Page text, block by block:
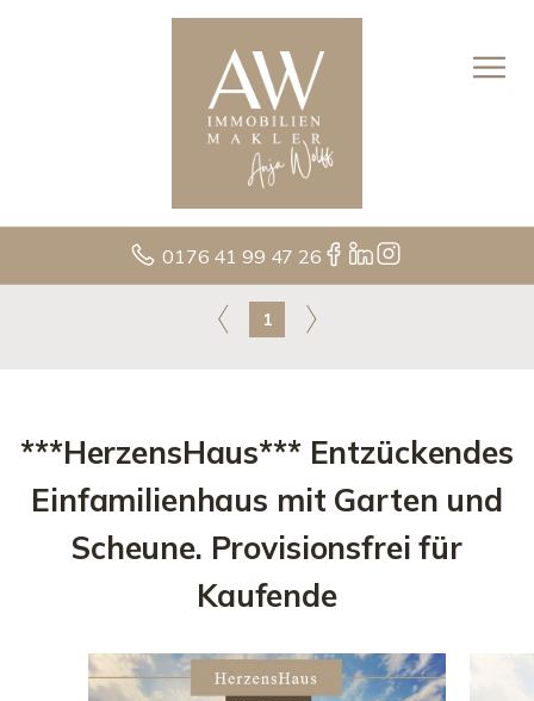
0176 41 99 47 26
1
***HerzensHaus*** Entzückendes
Einfamilienhaus mit Garten und
Scheune. Provisionsfrei für
Kaufende